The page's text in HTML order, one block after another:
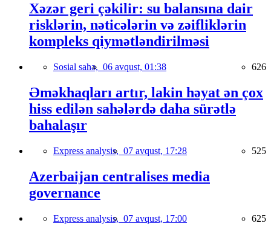
Xəzər geri çəkilir: su balansına dair
risklərin, nəticələrin və zəifliklərin
kompleks qiymətləndirilməsi
Sosial sahə, 06 avqust, 01:38 626
Əməkhaqları artır, lakin həyat ən çox
hiss edilən sahələrdə daha sürətlə
bahalaşır
Express analysis, 07 avqust, 17:28 525
Azerbaijan centralises media
governance
Express analysis, 07 avqust, 17:00 625